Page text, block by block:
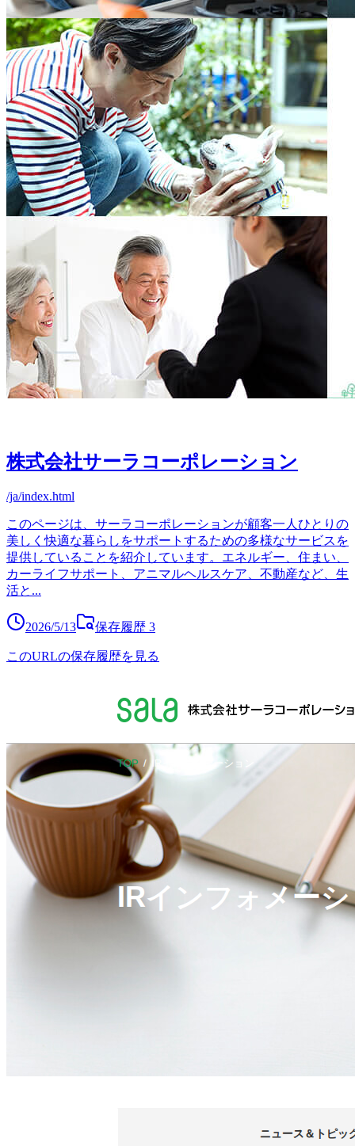
株式会社サーラコーポレーション
/ja/index.html
このページは、サーラコーポレーションが顧客一人ひとりの
美しく快適な暮らしをサポートするための多様なサービスを
提供していることを紹介しています。エネルギー、住まい、
カーライフサポート、アニマルヘルスケア、不動産など、生
活と ...
2026/5/13 保存履歴 3
このURLの保存履歴を見る